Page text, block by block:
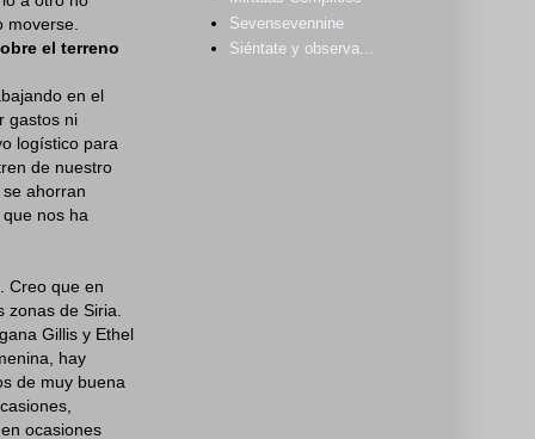
el terreno
en el
gastos ni
logístico para
de nuestro
ahorran
nos ha
Creo que en
de Siria.
Gillis y Ethel
hay
de muy buena
ocasiones
Sevensevennine
Siéntate y observa...